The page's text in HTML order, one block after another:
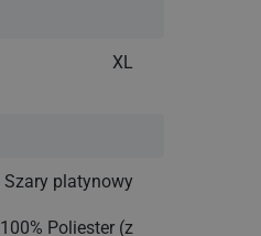
XL
Szary platynowy
100% Poliester (z